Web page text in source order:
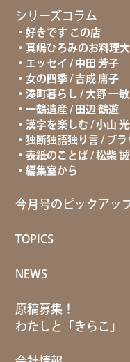
シリーズコラム
好きです この店
真嶋ひろみのお料理
エッセイ / 中田 芳子
女の四季 / 吉成 庸子
湊町暮らし / 大野 一敏
一鶴遺産 / 田辺 鶴遊
漢字を楽しむ / 小山
独断独語独り言 / ブ
表紙のことば / 松柴
編集室から
今月号のピックアッ
TOPICS
NEWS
原稿募集！
わたしと「きらこ」